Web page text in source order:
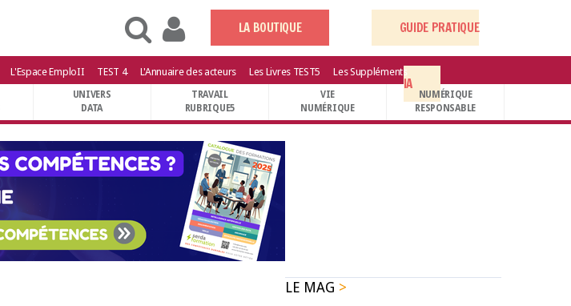
LA BOUTIQUE GUIDE PRATIQUE
IA
L'Espace EmploII TEST 4 L'Annuaire des acteurs Les Livres TEST5 Les Suppléments
UNIVERS
DATA
TRAVAIL
RUBRIQUE5
VIE
NUMÉRIQUE
NUMÉRIQUE
RESPONSABLE
LE MAG